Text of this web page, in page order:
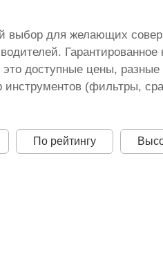
выбор для желающих
Гарантированное
доступные цены,
инструментов (фильтры,
По рейтингу